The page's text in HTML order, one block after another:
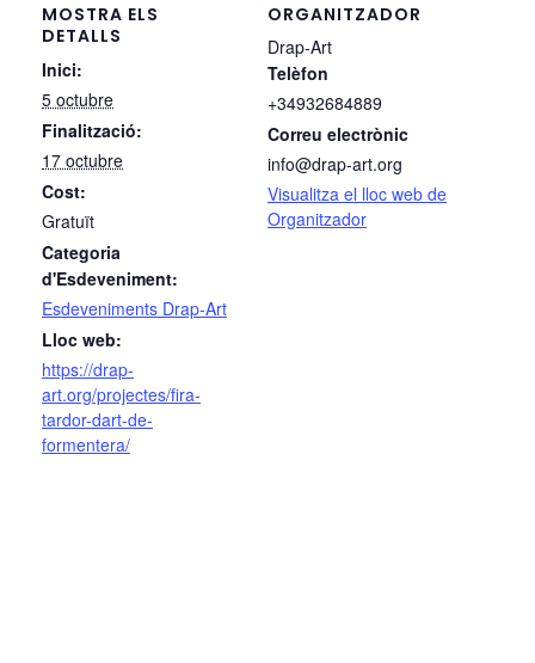
MOSTRA ELS
DETALLS
Inici:
5 octubre
Finalització:
17 octubre
Cost:
Gratuït
Categoria
d'Esdeveniment:
Esdeveniments Drap-Art
Lloc web:
https://drap-
art.org/projectes/fira-
tardor-dart-de-
formentera/
ORGANITZADOR
Drap-Art
Telèfon
+34932684889
Correu electrònic
info@drap-art.org
Visualitza el lloc web de
Organitzador